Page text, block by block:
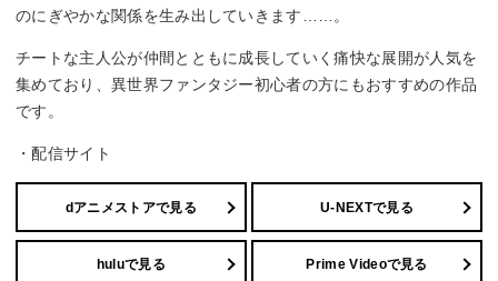
のにぎやかな関係を生み出していきます……。
チートな主人公が仲間とともに成長していく痛快な展開が人気を
集めており、異世界ファンタジー初心者の方にもおすすめの作品
です。
・配信サイト
dアニメストアで見る U-NEXTで見る
huluで見る Prime Videoで見る